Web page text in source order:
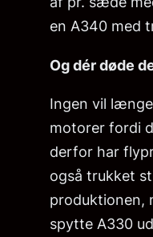
en A340 med
Og dér døde
Ingen vil
motorer fordi
derfor har
også trukket
produktionen,
spytte A330